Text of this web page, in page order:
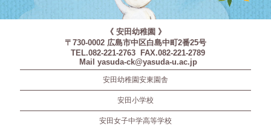
《 安田幼稚園 》
〒730-0002 広島市中区白島中町2番25号
TEL.082-221-2763 FAX.082-221-2789
Mail yasuda-ck@yasuda-u.ac.jp
安田幼稚園安東園舎
安田小学校
安田女子中学高等学校